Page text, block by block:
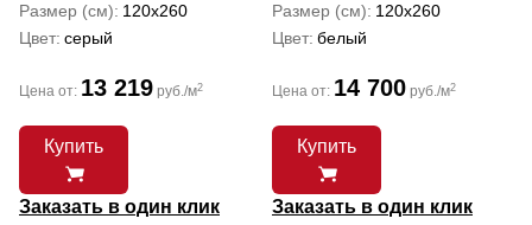
Размер (см) 120x260
Цвет серый
Цена от: 13 219 руб./м2
Купить
Заказать в один клик
Размер (см) 120x260
Цвет белый
Цена от: 14 700 руб./м2
Купить
Заказать в один клик